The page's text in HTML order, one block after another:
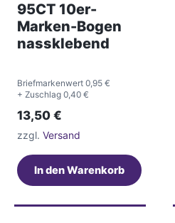
95CT 10er-
Marken-Bogen
nassklebend
Briefmarkenwert 0,95 €
+ Zuschlag 0,40 €
13,50 €
zzgl. Versand
In den Warenkorb